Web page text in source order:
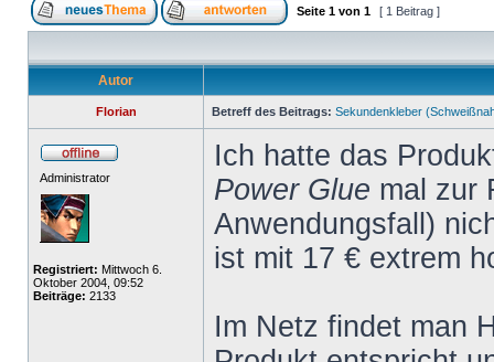
Seite 1 von 1 [ 1 Beitrag ]
Autor
Florian Betreff des Beitrags: Sekundenkleber
Administrator
Registriert: Mittwoch 6.
Oktober 2004, 09:52
Beiträge: 2133
Ich hatte das
Power Glue mal zur
Anwendungsfall)
ist mit 17 € extrem
Im Netz findet man